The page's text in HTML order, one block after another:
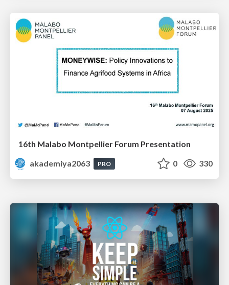
16th Malabo Montpellier Forum Presentation
akademiya2063
PRO 0 330